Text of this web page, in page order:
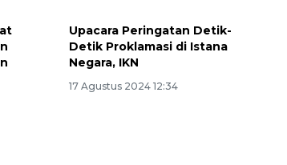
Upacara Peringatan Detik-
Detik Proklamasi di Istana
Negara, IKN
17 Agustus 2024 12:34